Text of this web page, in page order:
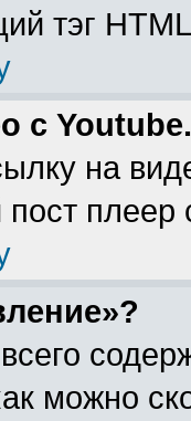
тэг
с
на
пост плеер
можно